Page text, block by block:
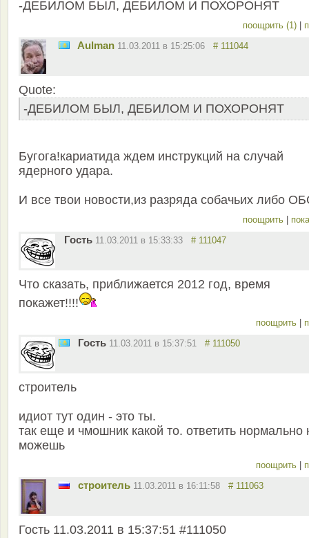
-ДЕБИЛОМ БЫЛ, ДЕБИЛОМ И ПОХОРОНЯТ
поощрить (1)
Aulman 11.03.2011 в 15:25:06 # 111044
Quote:
-ДЕБИЛОМ БЫЛ, ДЕБИЛОМ И ПОХОРОНЯТ
Бугога!кариатида ждем инструкций на случай
ядерного удара.
И все твои новости,из разряда собачьих либо
поощрить
Гость 11.03.2011 в 15:33:33 # 111047
Что сказать, приближается 2012 год, время
покажет!!!!
поощрить
Гость 11.03.2011 в 15:37:51 # 111050
строитель
идиот тут один - это ты.
так еще и чмошник какой то. ответить нормально
можешь
поощрить
строитель 11.03.2011 в 16:11:58 # 111063
Гость 11.03.2011 в 15:37:51 #111050